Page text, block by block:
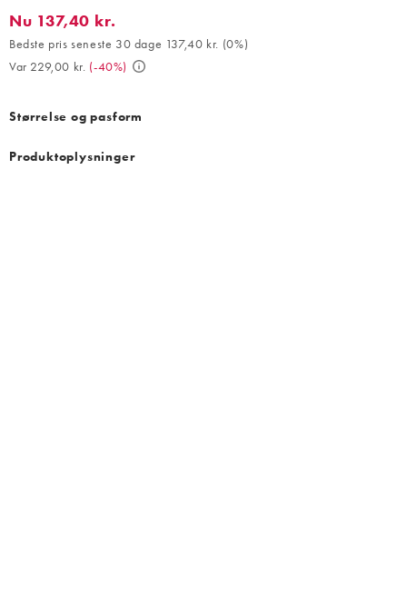
Nu 137,40 kr.. Bedste pris seneste 30 dage 137,40 kr. (0%). Var
Nu 137,40 kr.
Bedste pris seneste 30 dage 137,40 kr. (0%)
Var 229,00 kr. (-40%)
Størrelse og pasform
Produktoplysninger